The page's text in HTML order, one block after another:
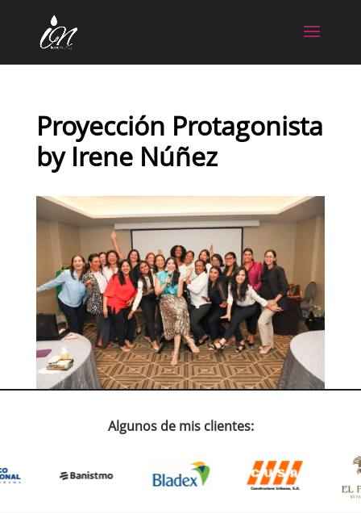
Proyección Protagonista
by Irene Núñez
Algunos de mis clientes: